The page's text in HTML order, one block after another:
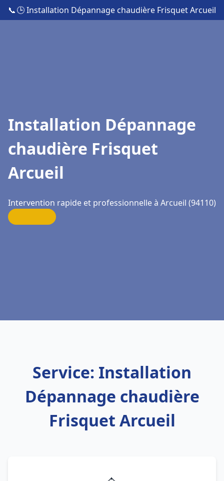
📞🕒 Installation Dépannage chaudière Frisquet Arcueil
Installation Dépannage
chaudière Frisquet
Arcueil
Intervention rapide et professionnelle à Arcueil (94110)
Service: Installation
Dépannage chaudière
Frisquet Arcueil